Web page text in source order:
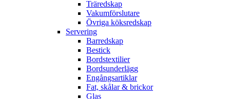
Träredskap
Vakumförslutare
Övriga köksredskap
Servering
Barredskap
Bestick
Bordstextilier
Bordsunderlägg
Engångsartiklar
Fat, skålar & brickor
Glas